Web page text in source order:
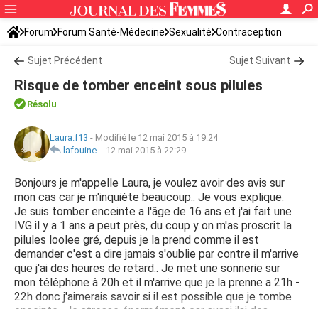
Forum Forum Santé-Médecine Sexualité Contraception
Sujet Précédent Sujet Suivant
Risque de tomber enceint sous pilules
Résolu
Laura.f13 - Modifié le 12 mai 2015 à 19:24
lafouine. - 12 mai 2015 à 22:29
Bonjours je m'appelle Laura, je voulez avoir des avis sur
mon cas car je m'inquiète beaucoup.. Je vous explique.
Je suis tomber enceinte a l'âge de 16 ans et j'ai fait une
IVG il y a 1 ans a peut près, du coup y on m'as proscrit la
pilules loolee gré, depuis je la prend comme il est
demander c'est a dire jamais s'oublie par contre il m'arrive
que j'ai des heures de retard.. Je met une sonnerie sur
mon téléphone à 20h et il m'arrive que je la prenne a 21h -
22h donc j'aimerais savoir si il est possible que je tombe